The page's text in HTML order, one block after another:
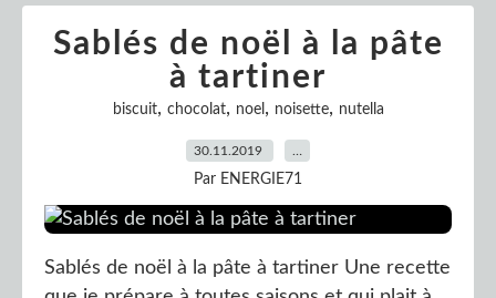
Sablés de noël à la pâte
à tartiner
biscuit, chocolat, noel, noisette, nutella
30.11.2019
Par ENERGIE71
Sablés de noël à la pâte à tartiner Une recette